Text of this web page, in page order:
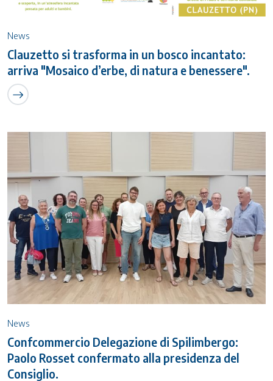
News
Clauzetto si trasforma in un bosco incantato:
arriva "Mosaico d’erbe, di natura e benessere".
News
Confcommercio Delegazione di Spilimbergo:
Paolo Rosset confermato alla presidenza del
Consiglio.